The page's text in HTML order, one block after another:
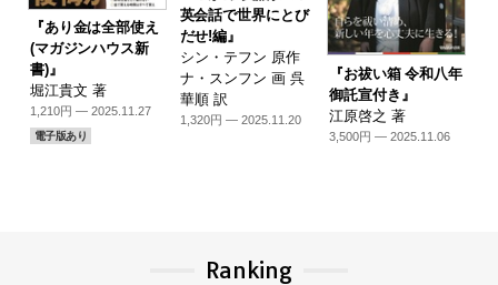
『あり金は全部使え
(マガジンハウス新
書)』
堀江貴文 著
1,210円 — 2025.11.27
電子版あり
英会話で世界にとび
だせ!編』
シン・テフン 原作
ナ・スンフン 画 呉
華順 訳
1,320円 — 2025.11.20
『お祓い箱 令和八年
御託宣付き』
江原啓之 著
3,500円 — 2025.11.06
Ranking